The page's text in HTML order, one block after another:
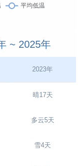
~ 2025年
2023年
晴17天
多云5天
雪4天